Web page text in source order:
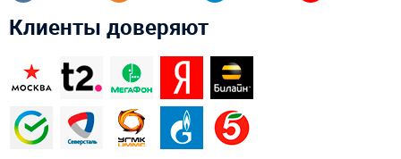
Клиенты доверяют